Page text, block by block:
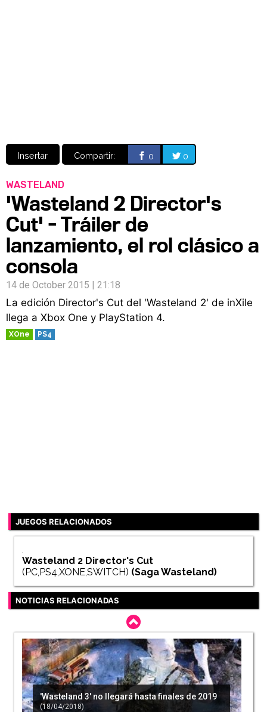
Insertar Compartir: 0 0
WASTELAND
'Wasteland 2 Director's
Cut' - Tráiler de
lanzamiento, el rol clásico a
consola
14 de October 2015 | 21:18
La edición Director's Cut del 'Wasteland 2' de inXile
llega a Xbox One y PlayStation 4.
XOne PS4
JUEGOS RELACIONADOS
Wasteland 2 Director's Cut
(PC,PS4,XONE,SWITCH) (SagaWasteland)
NOTICIAS RELACIONADAS
'Wasteland 3' no llegará hasta finales de 2019
(18/04/2018)